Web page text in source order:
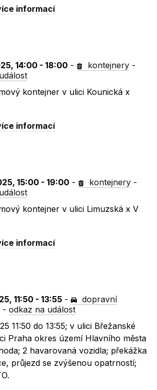
informací
14:00 - 18:00 - kontejnery -
kontejner v ulici Kounická x
informací
15:00 - 19:00 - kontejnery -
kontejner v ulici Limuzská x V
informací
11:50 - 13:55 -
dopravní
-odkaz na událost
11:50 do 13:55; v ulici Břežanské
Praha okres území Hlavního města
2 havarovaná vozidla; překážka
průjezd se zvýšenou opatrností;